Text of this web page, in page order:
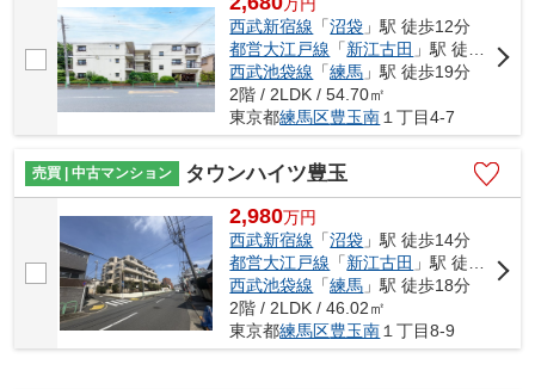
西武新宿線 「沼袋 」駅 徒歩12分
都営大江戸線 「新江古田 」駅 徒歩15分
西武池袋線 「練馬 」駅 徒歩19分
2階 / 2LDK / 54.70㎡
東京都練馬区豊玉南 １丁目4-7
売買 | 中古マンション タウンハイツ豊玉
2,980万円
西武新宿線 「沼袋 」駅 徒歩14分
都営大江戸線 「新江古田 」駅 徒歩18分
西武池袋線 「練馬 」駅 徒歩18分
2階 / 2LDK / 46.02㎡
東京都練馬区豊玉南 １丁目8-9